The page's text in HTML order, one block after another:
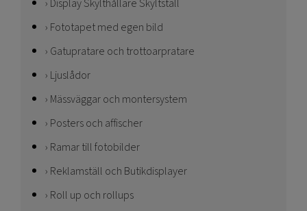
Display Skylthållare Skyltställ
Fototapet med egen bild
Gatupratare och trottoarpratare
Ljuslådor
Mässväggar och montersystem
Posters och affischer
Ramar till fotobilder
Reklamställ och Butikdisplayer
Roll up och rollups